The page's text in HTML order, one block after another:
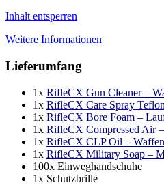
Inhalt entsperren
Weitere Informationen
Lieferumfang
1x RifleCX Gun Cleaner –
1x RifleCX Care Spray
1x RifleCX Bore Foam –
1x RifleCX Compressed Air
1x RifleCX CLP Oil –
1x RifleCX Military Soap –
100x Einweghandschuhe
1x Schutzbrille